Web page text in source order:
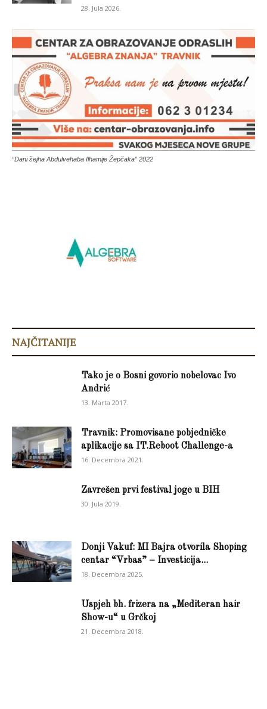
28. Jula 2026.
“Dani šejha Abdulvehaba Ilhamije Žepčaka” 2022
NAJČITANIJE
Tako je o Bosni govorio nobelovac Ivo
Andrić
13. Marta 2017.
Travnik: Promovisane pobjedničke
aplikacije sa IT.Reboot Challenge-a
16. Decembra 2021.
Zavrešen prvi festival joge u BIH
30. Jula 2019.
Donji Vakuf: MI Bajra otvorila Shoping
centar “Vrbas” – Investicija...
18. Decembra 2025.
Uspjeh bh. frizera na „Mediteran hair
Show-u“ u Grčkoj
21. Decembra 2018.